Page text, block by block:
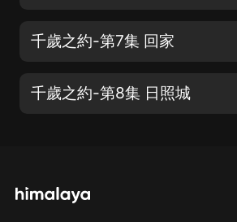
千歲之約-第7集 回家
千歲之約-第8集 日照城